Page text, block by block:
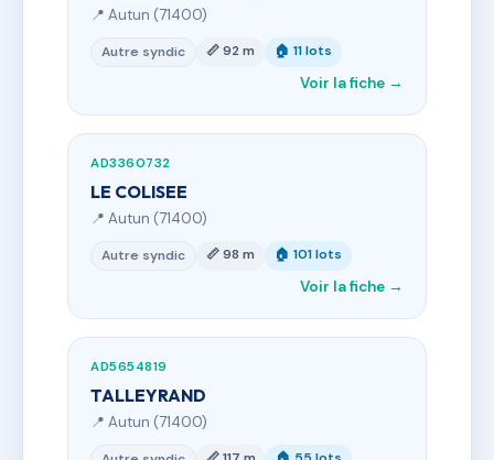
📍 Autun (71400)
Autre syndic 📏 92 m 🏠 11 lots
Voir la fiche →
AD3360732
LE COLISEE
📍 Autun (71400)
Autre syndic 📏 98 m 🏠 101 lots
Voir la fiche →
AD5654819
TALLEYRAND
📍 Autun (71400)